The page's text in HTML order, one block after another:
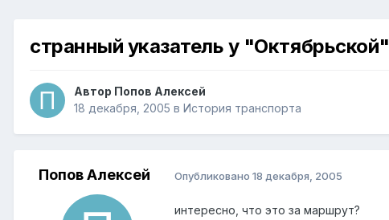
странный указатель у "Октябрьской"
Автор Попов Алексей
18 декабря, 2005 в История транспорта
Попов Алексей Опубликовано 18 декабря, 2005
интересно, что это за маршрут?